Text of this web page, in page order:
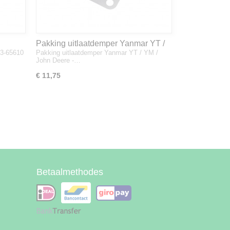
65610
Pakking uitlaatdemper Yanmar YT /
YM / John Deere - 128300-13230
Pakking uitlaatdemper Yanmar YT / YM /
John Deere -…
€ 11,75
Betaalmethodes